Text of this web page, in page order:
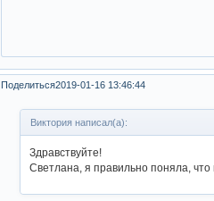
Поделиться2019-01-16 13:46:44
Виктория написал(а):
Здравствуйте!
Светлана, я правильно поняла,